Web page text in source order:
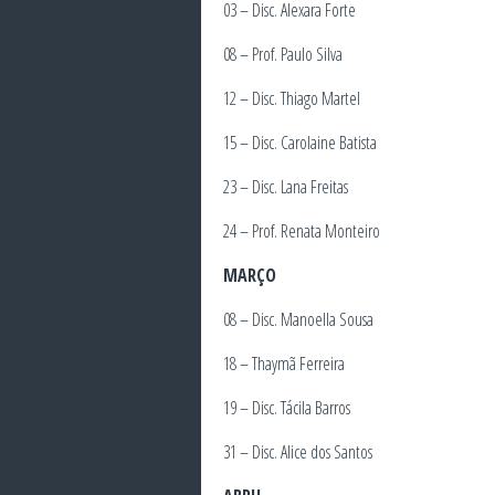
03 – Disc. Alexara Forte
08 – Prof. Paulo Silva
12 – Disc. Thiago Martel
15 – Disc. Carolaine Batista
23 – Disc. Lana Freitas
24 – Prof. Renata Monteiro
MARÇO
08 – Disc. Manoella Sousa
18 – Thaymã Ferreira
19 – Disc. Tácila Barros
31 – Disc. Alice dos Santos